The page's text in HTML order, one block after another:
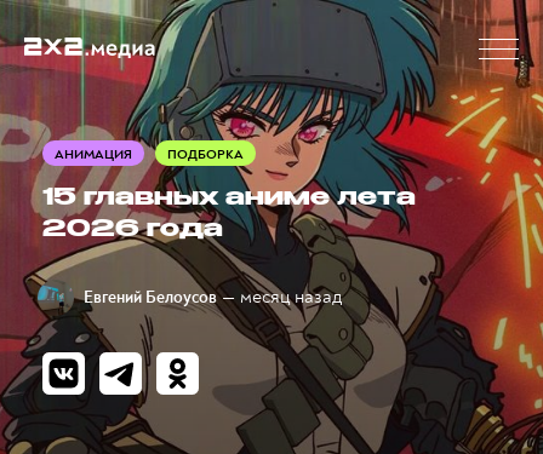
АНИМАЦИЯ ПОДБОРКА
15 главных аниме лета
2026 года
Евгений Белоусов — месяц назад